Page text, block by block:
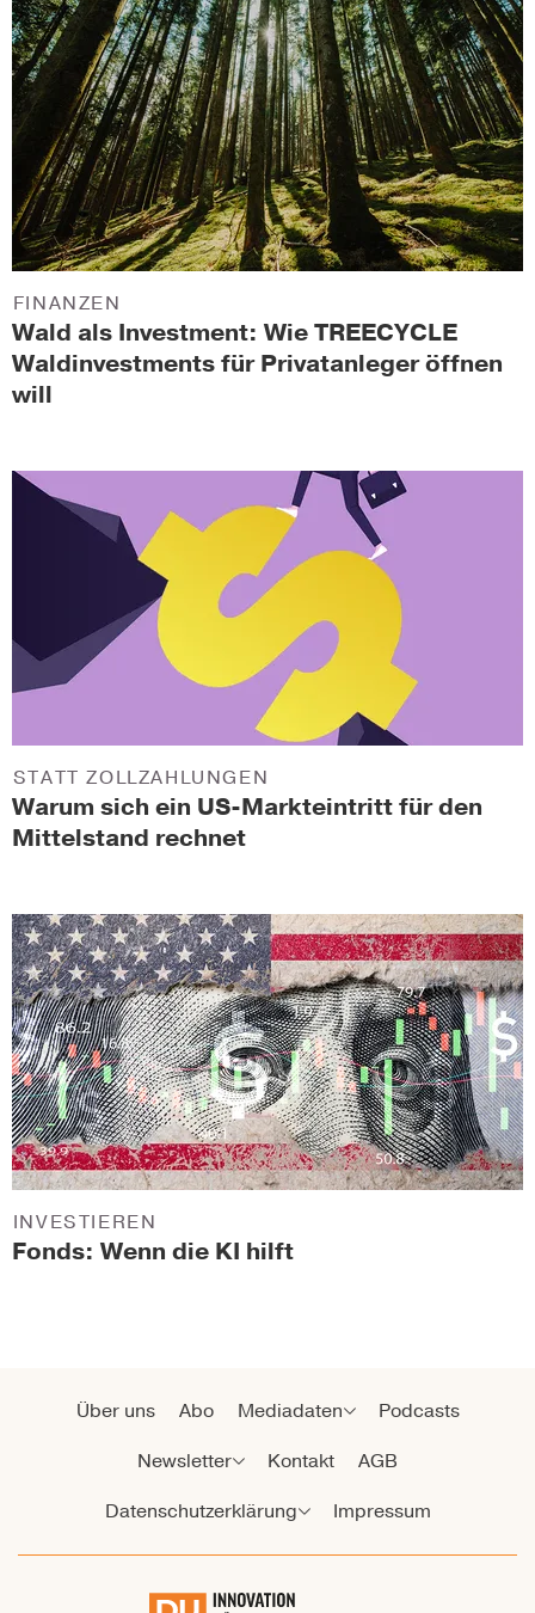
Wald als Investment: Wie TREECYCLE
Waldinvestments für Privatanleger öffnen
will
FINANZEN
Warum sich ein US-Markteintritt für den
Mittelstand rechnet
STATT ZOLLZAHLUNGEN
Fonds: Wenn die KI hilft
INVESTIEREN
Über uns Abo Mediadaten
Podcasts
Newsletter
Kontakt
AGB
Datenschutzerklärung
Impressum